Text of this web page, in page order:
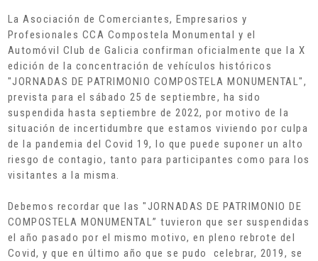
La Asociación de Comerciantes, Empresarios y
Profesionales CCA Compostela Monumental y el
Automóvil Club de Galicia confirman oficialmente que la X
edición de la concentración de vehículos históricos
"JORNADAS DE PATRIMONIO COMPOSTELA MONUMENTAL",
prevista para el sábado 25 de septiembre, ha sido
suspendida hasta septiembre de 2022, por motivo de la
situación de incertidumbre que estamos viviendo por culpa
de la pandemia del Covid 19, lo que puede suponer un alto
riesgo de contagio, tanto para participantes como para los
visitantes a la misma.
Debemos recordar que las "JORNADAS DE PATRIMONIO DE
COMPOSTELA MONUMENTAL” tuvieron que ser suspendidas
el año pasado por el mismo motivo, en pleno rebrote del
Covid, y que en último año que se pudo celebrar, 2019, se